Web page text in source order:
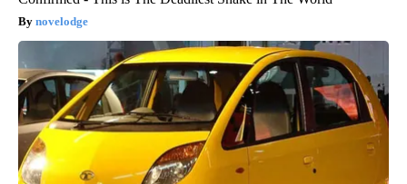
novelodge